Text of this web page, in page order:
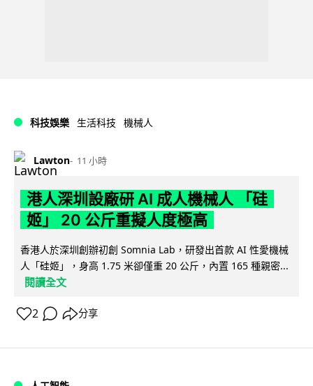
科技娛樂 生活科技 機械人
Lawton 11 小時
港人深圳設廠研 AI 成人機械人 「硅
姬」 20 公斤重擬人度極高
香港人於深圳創辦初創 Somnia Lab，研發出首款 AI 性愛機械
人「硅姬」，身高 1.75 米卻僅重 20 公斤，內置 165 種親密...
閱讀全文
2 分享